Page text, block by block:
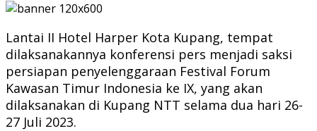
Lantai II Hotel Harper Kota Kupang, tempat
dilaksanakannya konferensi pers menjadi saksi
persiapan penyelenggaraan Festival Forum
Kawasan Timur Indonesia ke IX, yang akan
dilaksanakan di Kupang NTT selama dua hari 26-
27 Juli 2023.